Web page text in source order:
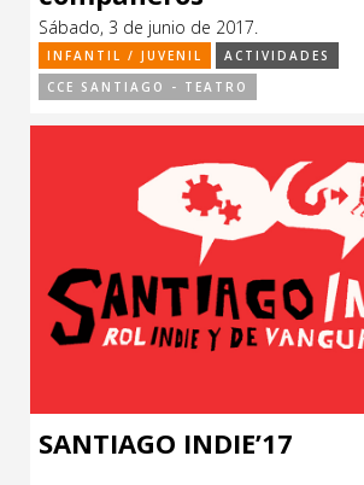
Sábado, 3 de junio de 2017.
INFANTIL / JUVENIL
ACTIVIDADES
CCE SANTIAGO - TEATRO
SANTIAGO INDIE’17